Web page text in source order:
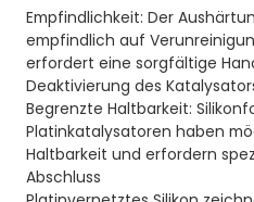
Empfindlichkeit: Der
empfindlich auf
erfordert eine sorgfältige
Deaktivierung des
Begrenzte Haltbarkeit:
Platinkatalysatoren haben
Haltbarkeit und erfordern
Abschluss